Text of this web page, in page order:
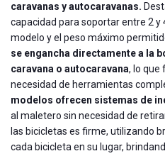
caravanas y autocaravanas.
capacidad para soportar entre 2 y
modelo y el peso máximo
se engancha directamente a la
caravana o autocaravana, lo que
necesidad de herramientas
modelos ofrecen sistemas de
al maletero sin necesidad de
las bicicletas es firme, utilizando
cada bicicleta en su lugar,